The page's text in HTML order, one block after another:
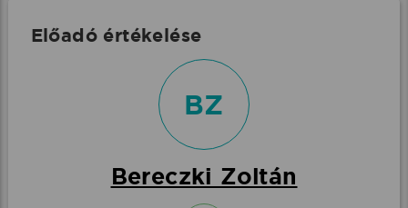
Előadó értékelése
BZ
Bereczki Zoltán